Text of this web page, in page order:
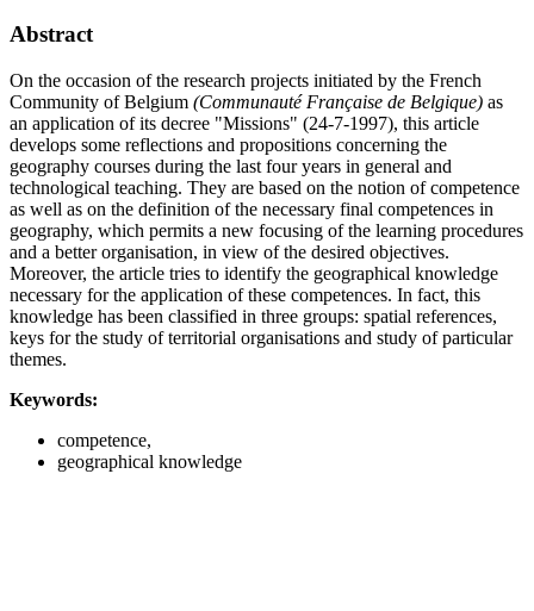
Abstract
On the occasion of the research projects initiated by the French
Community of Belgium (Communauté Française de Belgique) as
an application of its decree "Missions" (24-7-1997), this article
develops some reflections and propositions concerning the
geography courses during the last four years in general and
technological teaching. They are based on the notion of competence
as well as on the definition of the necessary final competences in
geography, which permits a new focusing of the learning procedures
and a better organisation, in view of the desired objectives.
Moreover, the article tries to identify the geographical knowledge
necessary for the application of these competences. In fact, this
knowledge has been classified in three groups: spatial references,
keys for the study of territorial organisations and study of particular
themes.
Keywords:
competence,
geographical knowledge